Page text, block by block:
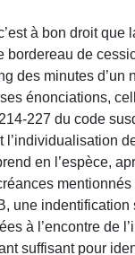
à bon droit que
bordereau de
des minutes d’un
énonciations,
227 du code
l’individualisation
en l’espèce,
une indentification
à l’encontre de
suffisant pour